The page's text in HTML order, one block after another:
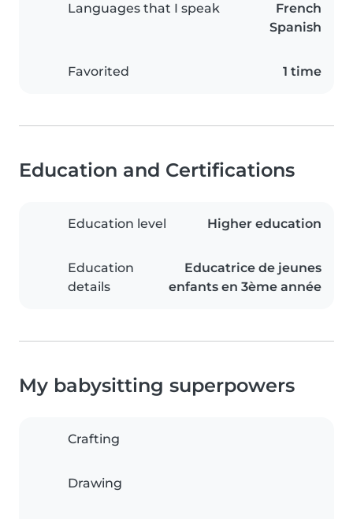
Languages that I speak
French
Spanish
Favorited 1 time
Education and Certifications
Education level Higher education
Education
details
Educatrice de jeunes
enfants en 3ème année
My babysitting superpowers
Crafting
Drawing